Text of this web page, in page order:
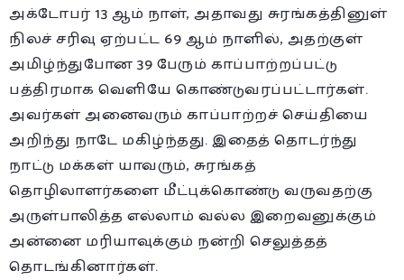
அக்டோபர் 13 ஆம் நாள், அதாவது சுரங்கத்தினுள்
நிலச் சரிவு ஏற்பட்ட 69 ஆம் நாளில், அதற்குள்
அமிழ்ந்துபோன 39 பேரும் காப்பாற்றப்பட்டு
பத்திரமாக வெளியே கொண்டுவரப்பட்டார்கள்.
அவர்கள் அனைவரும் காப்பாற்றச் செய்தியை
அறிந்து நாடே மகிழ்ந்தது. இதைத் தொடர்ந்து
நாட்டு மக்கள் யாவரும், சுரங்கத்
தொழிலாளர்களை மீட்புக்கொண்டு வருவதற்கு
அருள்பாலித்த எல்லாம் வல்ல இறைவனுக்கும்
அன்னை மரியாவுக்கும் நன்றி செலுத்தத்
தொடங்கினார்கள்.